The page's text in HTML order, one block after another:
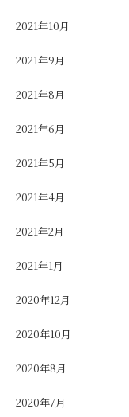
2021年10月
2021年9月
2021年8月
2021年6月
2021年5月
2021年4月
2021年2月
2021年1月
2020年12月
2020年10月
2020年8月
2020年7月